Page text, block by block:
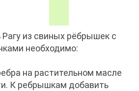
из свиных рёбрышек с
необходимо:
на растительном масле
К ребрышкам добавить